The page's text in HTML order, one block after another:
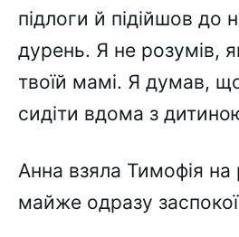
підлоги й підійшов до
дурень. Я не розумів,
твоїй мамі. Я думав,
сидіти вдома з
Анна взяла Тимофія на
майже одразу